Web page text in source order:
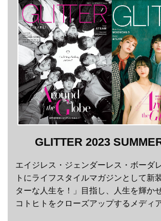
GLITTER 2023
エイジレス・ジェンダーレス・ボーダ
トにライフスタイルマガジンとして新
ターな人生を！」目指し、人生を輝か
コトヒトをクローズアップするメディ